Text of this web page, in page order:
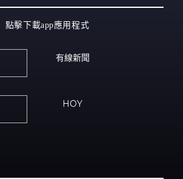
點擊下載app應用程式
有線新聞
HOY